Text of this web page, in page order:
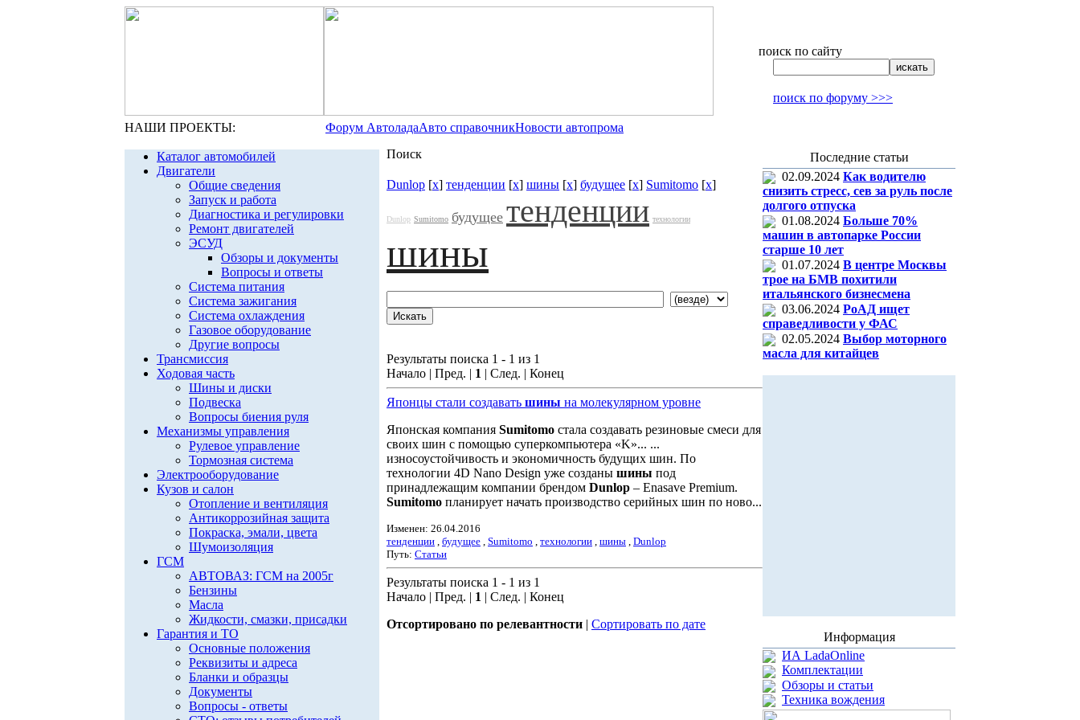
поиск по сайту
поиск по форуму >>>
НАШИ ПРОЕКТЫ: Форум АвтоладаАвто справочникНовости автопрома
Каталог автомобилей
Двигатели
Общие сведения
Запуск и работа
Диагностика и регулировки
Ремонт двигателей
ЭСУД
Обзоры и документы
Вопросы и ответы
Система питания
Система зажигания
Система охлаждения
Газовое оборудование
Другие вопросы
Трансмиссия
Ходовая часть
Шины и диски
Подвеска
Вопросы биения руля
Механизмы управления
Рулевое управление
Тормозная система
Электрооборудование
Кузов и салон
Отопление и вентиляция
Антикоррозийная защита
Покраска, эмали, цвета
Шумоизоляция
ГСМ
АВТОВАЗ: ГСМ на 2005г
Бензины
Масла
Жидкости, смазки, присадки
Гарантия и ТО
Основные положения
Реквизиты и адреса
Бланки и образцы
Документы
Вопросы - ответы
Поиск
Dunlop [x] тенденции [x] шины [x] будущее [x] Sumitomo [x]
Dunlop Sumitomo будущее тенденции технологии
шины
Результаты поиска 1 - 1 из 1
Начало | Пред. | 1 | След. | Конец
Японцы стали создавать шины на молекулярном уровне
Японская компания Sumitomo стала создавать резиновые смеси для
своих шин с помощью суперкомпьютера «K»... ...
износоустойчивость и экономичность будущих шин. По
технологии 4D Nano Design уже созданы шины под
принадлежащим компании брендом Dunlop – Enasave Premium.
Sumitomo планирует начать производство серийных шин по ново...
Изменен: 26.04.2016
тенденции , будущее , Sumitomo , технологии , шины , Dunlop
Путь: Статьи
Результаты поиска 1 - 1 из 1
Начало | Пред. | 1 | След. | Конец
Отсортировано по релевантности | Сортировать по дате
Последние статьи
02.09.2024 Как водителю
снизить стресс, сев за руль после
долгого отпуска
01.08.2024 Больше 70%
машин в автопарке России
старше 10 лет
01.07.2024 В центре Москвы
трое на БМВ похитили
итальянского бизнесмена
03.06.2024 РоАД ищет
справедливости у ФАС
02.05.2024 Выбор моторного
масла для китайцев
Информация
ИА LadaOnline
Комплектации
Обзоры и статьи
Техника вождения